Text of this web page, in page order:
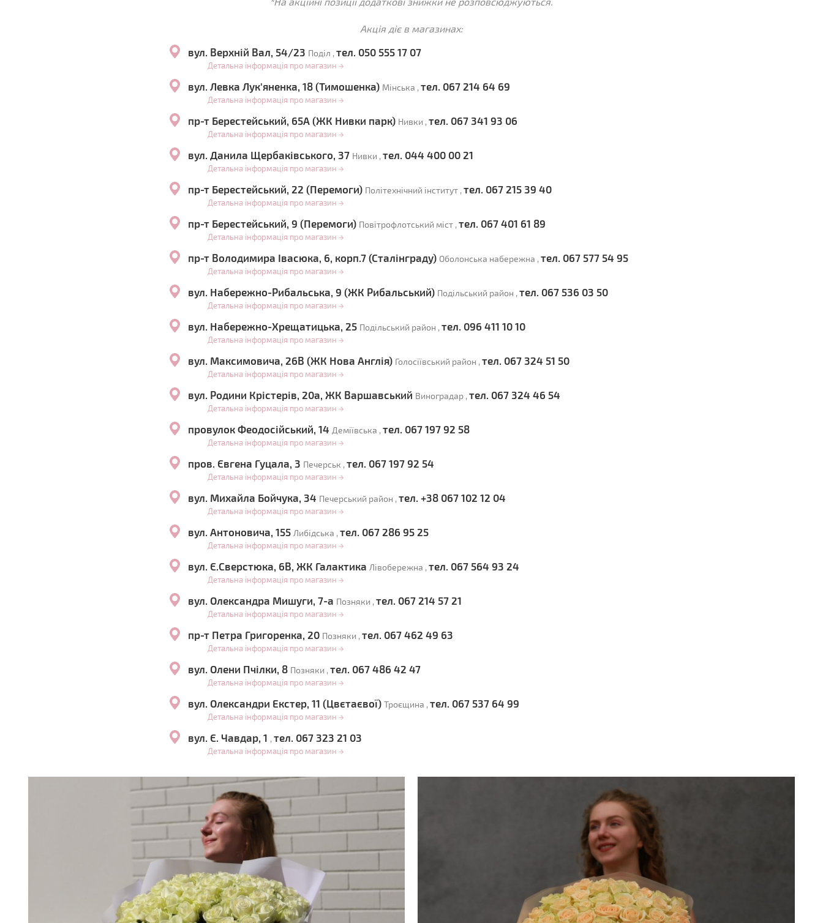
Акція діє в магазинах:
вул. Верхній Вал, 54/23 Поділ , тел. 050 555 17 07
Детальна інформація про магазин →
вул. Левка Лук'яненка, 18 (Тимошенка) Мінська , тел. 067 214 64 69
Детальна інформація про магазин →
пр-т Берестейський, 65А (ЖК Нивки парк) Нивки , тел. 067 341 93 06
Детальна інформація про магазин →
вул. Данила Щербаківського, 37 Нивки , тел. 044 400 00 21
Детальна інформація про магазин →
пр-т Берестейський, 22 (Перемоги) Політехнічний інститут , тел. 067 215 39 40
Детальна інформація про магазин →
пр-т Берестейський, 9 (Перемоги) Повітрофлотський міст , тел. 067 401 61 89
Детальна інформація про магазин →
пр-т Володимира Івасюка, 6, корп.7 (Сталінграду) Оболонська набережна , тел. 067 577 54 95
Детальна інформація про магазин →
вул. Набережно-Рибальська, 9 (ЖК Рибальський) Подільський район , тел. 067 536 03 50
Детальна інформація про магазин →
вул. Набережно-Хрещатицька, 25 Подільський район , тел. 096 411 10 10
Детальна інформація про магазин →
вул. Максимовича, 26В (ЖК Нова Англія) Голосіївський район , тел. 067 324 51 50
Детальна інформація про магазин →
вул. Родини Крістерів, 20а, ЖК Варшавський Виноградар , тел. 067 324 46 54
Детальна інформація про магазин →
провулок Феодосійський, 14 Деміївська , тел. 067 197 92 58
Детальна інформація про магазин →
пров. Євгена Гуцала, 3 Печерськ , тел. 067 197 92 54
Детальна інформація про магазин →
вул. Михайла Бойчука, 34 Печерський район , тел. +38 067 102 12 04
Детальна інформація про магазин →
вул. Антоновича, 155 Либідська , тел. 067 286 95 25
Детальна інформація про магазин →
вул. Є.Сверстюка, 6В, ЖК Галактика Лівобережна , тел. 067 564 93 24
Детальна інформація про магазин →
вул. Олександра Мишуги, 7-а Позняки , тел. 067 214 57 21
Детальна інформація про магазин →
пр-т Петра Григоренка, 20 Позняки , тел. 067 462 49 63
Детальна інформація про магазин →
вул. Олени Пчілки, 8 Позняки , тел. 067 486 42 47
Детальна інформація про магазин →
вул. Олександри Екстер, 11 (Цвєтаєвої) Троєщина , тел. 067 537 64 99
Детальна інформація про магазин →
вул. Є. Чавдар, 1 , тел. 067 323 21 03
Детальна інформація про магазин →